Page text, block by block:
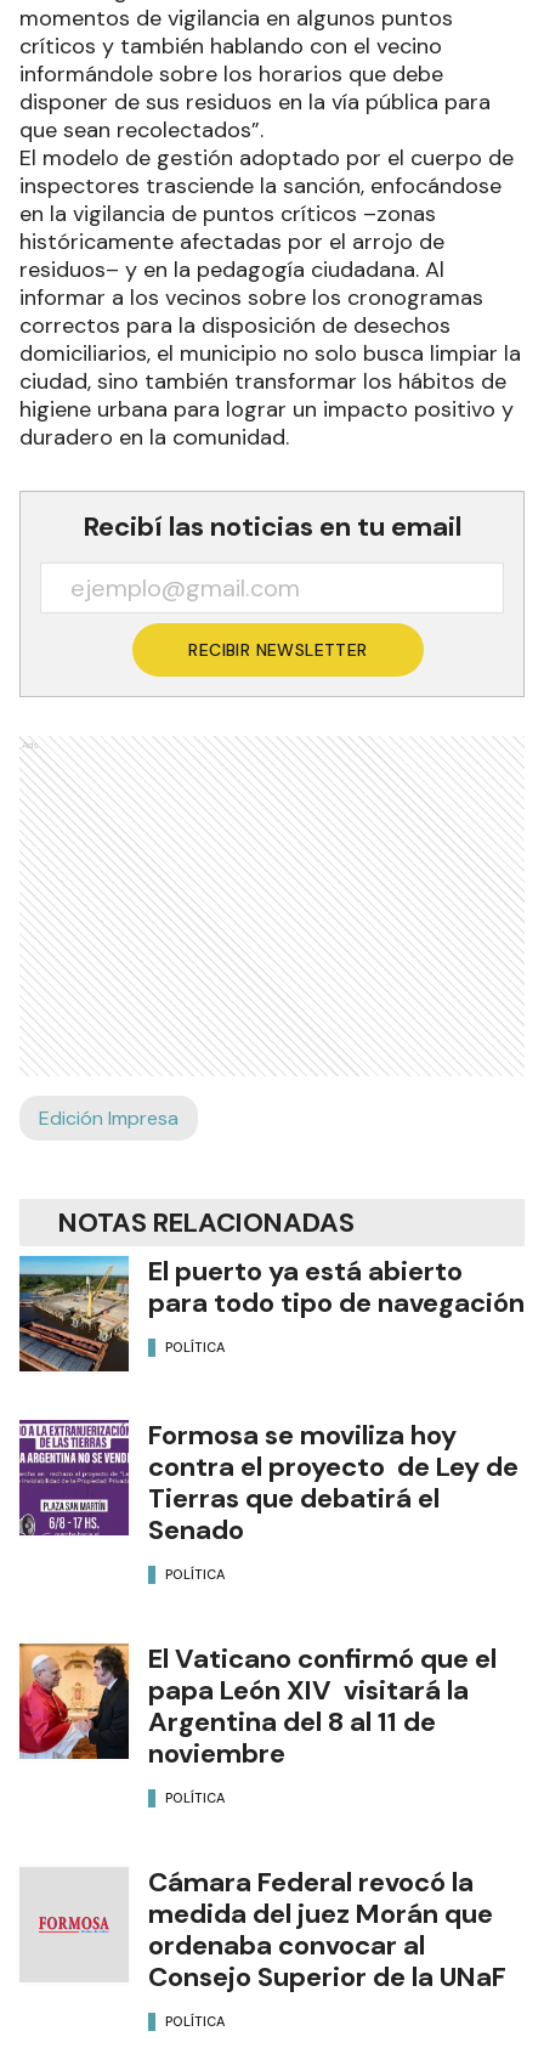
momentos de vigilancia en algunos puntos
críticos y también hablando con el vecino
informándole sobre los horarios que debe
disponer de sus residuos en la vía pública para
que sean recolectados”.
El modelo de gestión adoptado por el cuerpo de
inspectores trasciende la sanción, enfocándose
en la vigilancia de puntos críticos –zonas
históricamente afectadas por el arrojo de
residuos– y en la pedagogía ciudadana. Al
informar a los vecinos sobre los cronogramas
correctos para la disposición de desechos
domiciliarios, el municipio no solo busca limpiar la
ciudad, sino también transformar los hábitos de
higiene urbana para lograr un impacto positivo y
duradero en la comunidad.
Recibí las noticias en tu email
RECIBIR NEWSLETTER
Ads
Edición Impresa
NOTAS RELACIONADAS
El puerto ya está abierto
para todo tipo de navegación
POLÍTICA
Formosa se moviliza hoy
contra el proyecto de Ley de
Tierras que debatirá el
Senado
POLÍTICA
El Vaticano confirmó que el
papa León XIV visitará la
Argentina del 8 al 11 de
noviembre
POLÍTICA
Cámara Federal revocó la
medida del juez Morán que
ordenaba convocar al
Consejo Superior de la UNaF
POLÍTICA